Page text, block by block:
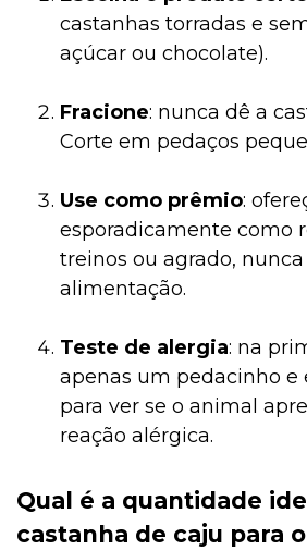
castanhas torradas e
açúcar ou chocolate).
Fracione: nunca dê a
Corte em pedaços
Use como prêmio:
esporadicamente como
treinos ou agrado,
alimentação.
Teste de alergia: na
apenas um pedacinho e
para ver se o animal
reação alérgica.
Qual é a quantidade
castanha de caju para